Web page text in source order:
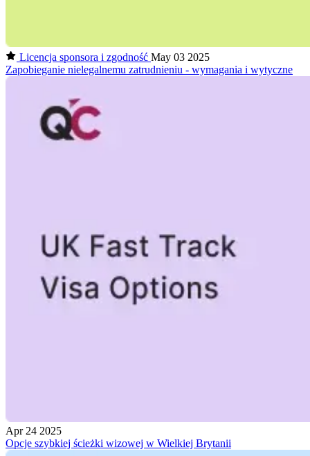
Licencja sponsora i zgodność May 03 2025
Zapobieganie nielegalnemu zatrudnieniu - wymagania i wytyczne
Apr 24 2025
Opcje szybkiej ścieżki wizowej w Wielkiej Brytanii